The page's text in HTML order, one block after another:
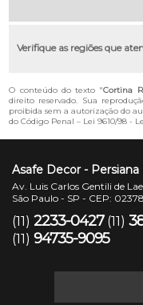
Verifique as regiões que
O conteúdo do texto "Cortina
direito reservado. Sua
proibida sem a autorização do
do Código Penal – Lei 9610/98 -
Asafe Decor - Persiana
Av. Luis Carlos Gentili de
São Paulo - SP - CEP:
(11) 2233-0427 (11)
(11) 94735-9095